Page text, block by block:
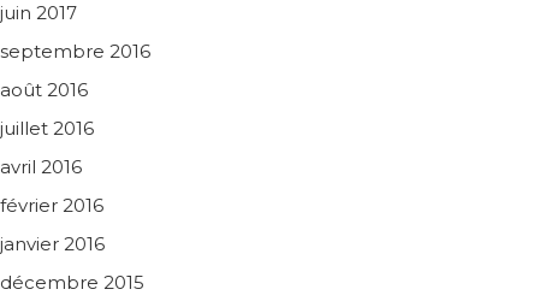
juin 2017
septembre 2016
août 2016
juillet 2016
avril 2016
février 2016
janvier 2016
décembre 2015